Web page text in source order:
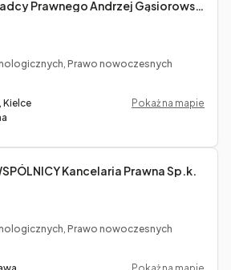
Prawo nowoczesnych
Kielce
Pokaż na mapie
Kancelaria Prawna Sp.k.
Prawo nowoczesnych
Pokaż na mapie